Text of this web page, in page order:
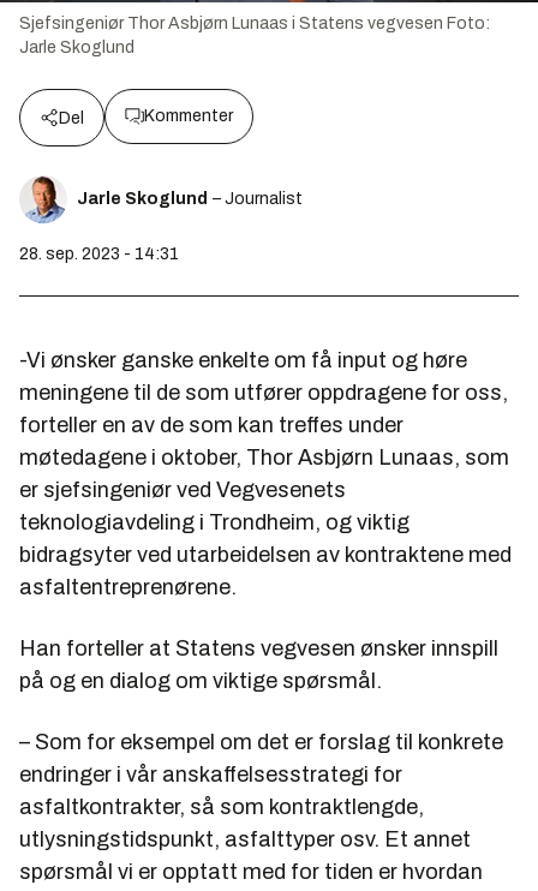
Sjefsingeniør Thor Asbjørn Lunaas i Statens vegvesen Foto:
Jarle Skoglund
Del Kommenter
Jarle Skoglund – Journalist
28. sep. 2023 - 14:31
-Vi ønsker ganske enkelte om få input og høre
meningene til de som utfører oppdragene for oss,
forteller en av de som kan treffes under
møtedagene i oktober, Thor Asbjørn Lunaas, som
er sjefsingeniør ved Vegvesenets
teknologiavdeling i Trondheim, og viktig
bidragsyter ved utarbeidelsen av kontraktene med
asfaltentreprenørene.
Han forteller at Statens vegvesen ønsker innspill
på og en dialog om viktige spørsmål.
– Som for eksempel om det er forslag til konkrete
endringer i vår anskaffelsesstrategi for
asfaltkontrakter, så som kontraktlengde,
utlysningstidspunkt, asfalttyper osv. Et annet
spørsmål vi er opptatt med for tiden er hvordan